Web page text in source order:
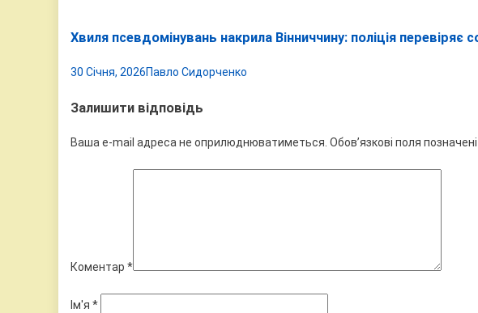
Хвиля псевдомінувань накрила Вінниччину: поліція перевіряє
30 Січня, 2026Павло Сидорченко
Залишити відповідь
Ваша e-mail адреса не оприлюднюватиметься. Обов’язкові поля позначені
Коментар *
Ім'я *